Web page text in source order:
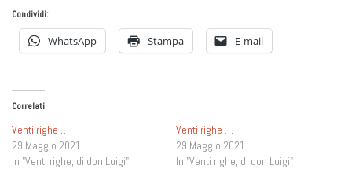
Condividi:
WhatsApp Stampa E-mail
Correlati
Venti righe …
29 Maggio 2021
In "Venti righe, di don Luigi"
Venti righe …
29 Maggio 2021
In "Venti righe, di don Luigi"